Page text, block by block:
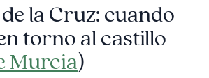
la Cruz: cuando
torno al castillo
Murcia)